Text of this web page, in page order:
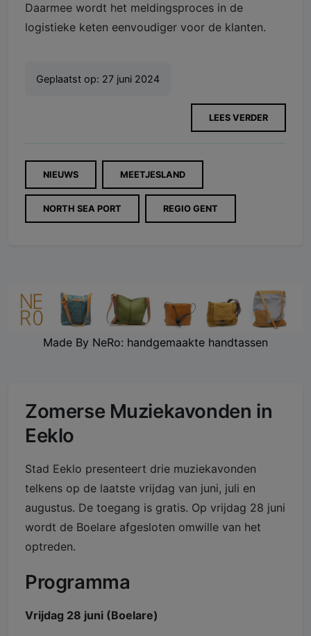
Daarmee wordt het meldingsproces in de
logistieke keten eenvoudiger voor de klanten.
Geplaatst op: 27 juni 2024
LEES VERDER
NIEUWS MEETJESLAND
NORTH SEA PORT REGIO GENT
Made By NeRo: handgemaakte handtassen
Zomerse Muziekavonden in
Eeklo
Stad Eeklo presenteert drie muziekavonden
telkens op de laatste vrijdag van juni, juli en
augustus. De toegang is gratis. Op vrijdag 28 juni
wordt de Boelare afgesloten omwille van het
optreden.
Programma
Vrijdag 28 juni (Boelare)